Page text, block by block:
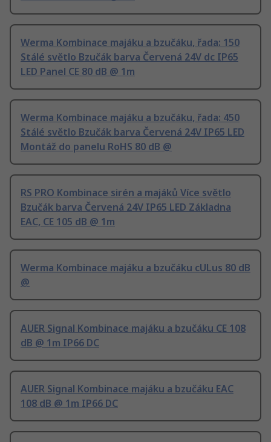
Werma Kombinace majáku a bzučáku, řada: 150
Stálé světlo Bzučák barva Červená 24V dc IP65
LED Panel CE 80 dB @ 1m
Werma Kombinace majáku a bzučáku, řada: 450
Stálé světlo Bzučák barva Červená 24V IP65 LED
Montáž do panelu RoHS 80 dB @
RS PRO Kombinace sirén a majáků Více světlo
Bzučák barva Červená 24V IP65 LED Základna
EAC, CE 105 dB @ 1m
Werma Kombinace majáku a bzučáku cULus 80 dB
@
AUER Signal Kombinace majáku a bzučáku CE 108
dB @ 1m IP66 DC
AUER Signal Kombinace majáku a bzučáku EAC
108 dB @ 1m IP66 DC